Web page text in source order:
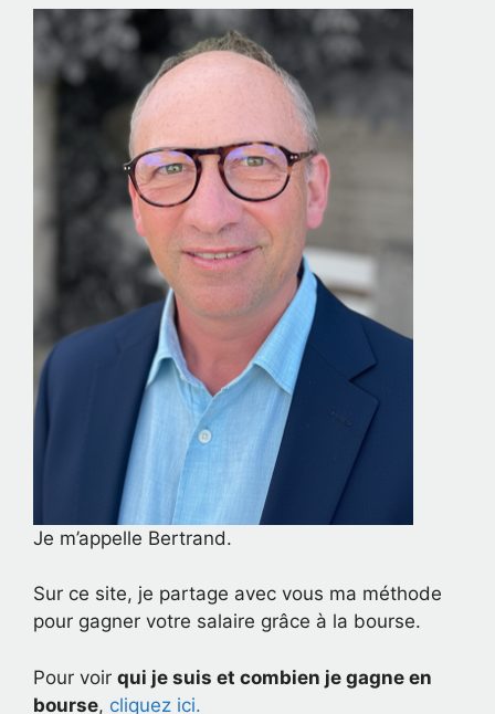
Je m’appelle Bertrand.
Sur ce site, je partage avec vous ma méthode
pour gagner votre salaire grâce à la bourse.
Pour voir qui je suis et combien je gagne en
bourse, cliquez ici.